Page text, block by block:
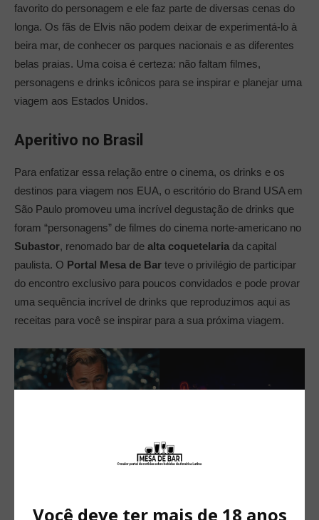
favorito do personagem e ele faz parte de diversas cenas do
longa. Os fãs de Elvis não podem deixar de experimentá-lo à
beira mar, de conhecer os parques nacionais e as diferentes
belas praias. Uma coisa é certeza: não faltam filmes,
personagens e drinks icônicos para se inspirar e planejar uma
viagem aos Estados Unidos.
Aperitivo no Brasil
Para enfatizar essa relação entre o cinema, os drinks e os
destinos para viagem nos EUA, o escritório do Brand USA em
São Paulo promoveu uma incrível degustação de drinks que
foram “personagens” de filmes do cinema norte-americano no
Subastor, renomado bar de alta coquetelaria da capital
paulista. O Portal Mesa de Bar teve o privilégio de participar
do encontro exclusivo para poucos convidados e pode provar
uma sequência incrível de drinks que reproduzimos aqui as
receitas para você se inspirar para a sua próxima viagem.
Você deve ter mais de 18 anos